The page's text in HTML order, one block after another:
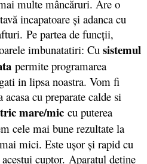
multe mâncăruri. Are o
incapatoare şi adanca cu
Pe partea de funcții,
imbunatatiri: Cu sistemul
permite programarea
in lipsa noastra. Vom fi
cu preparate calde si
mare/mic cu puterea
cele mai bune rezultate la
mici. Este uşor şi rapid cu
cuptor. Aparatul detine